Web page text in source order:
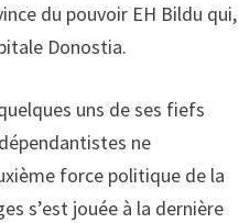
du pouvoir EH Bildu qui,
Donostia.
uns de ses fiefs
ne
force politique de la
s’est jouée à la dernière